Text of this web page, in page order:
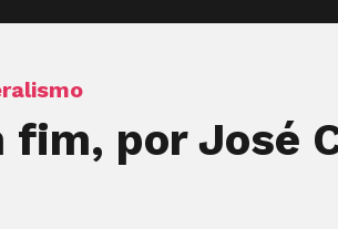
fim, por José